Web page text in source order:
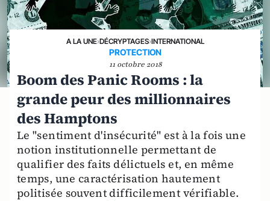
A LA UNE›DÉCRYPTAGES›INTERNATIONAL
PROTECTION
11 octobre 2018
Boom des Panic Rooms : la
grande peur des millionnaires
des Hamptons
Le "sentiment d'insécurité" est à la fois une
notion institutionnelle permettant de
qualifier des faits délictuels et, en même
temps, une caractérisation hautement
politisée souvent difficilement vérifiable.